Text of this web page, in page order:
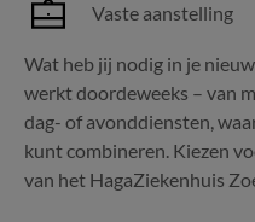
Vaste aanstelling
Wat heb jij nodig in je
werkt doordeweeks – van
dag- of avonddiensten,
kunt combineren. Kiezen
van het HagaZiekenhuis